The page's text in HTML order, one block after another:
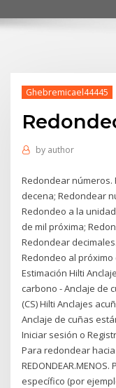
Ghebremicael44445
by author
Redondear números.
decena; Redondear
Redondeo a la
de mil próxima;
Redondear
Redondeo al
Estimación Hilti
carbono - Anclaje de
(CS) Hilti Anclajes
Anclaje de cuñas
Iniciar sesión o
Para redondear
específico (por